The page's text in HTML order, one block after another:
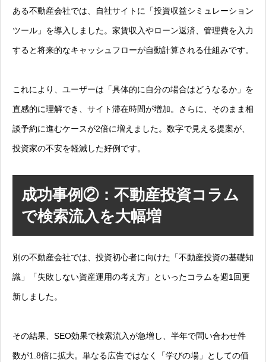
ある不動産会社では、自社サイトに「投資収益シミュレーション
ツール」を導入しました。家賃収入やローン返済、管理費を入力
すると将来的なキャッシュフローが自動計算される仕組みです。
これにより、ユーザーは「具体的に自分の場合はどうなるか」を
直感的に理解でき、サイト滞在時間が増加。さらに、そのまま相
談予約に進むケースが2倍に増えました。数字で見える提案が、
投資家の不安を軽減した好例です。
成功事例②：不動産投資コラム
で検索流入を大幅増
別の不動産会社では、投資初心者に向けた「不動産投資の基礎知
識」「失敗しない資産運用の考え方」といったコラムを週1回更
新しました。
その結果、SEO効果で検索流入が急増し、半年で問い合わせ件
数が1.8倍に拡大。単なる広告ではなく「学びの場」としての価